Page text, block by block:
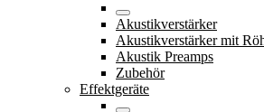
Akustikverstärker
Akustikverstärker mit
Akustik Preamps
Zubehör
Effektgeräte